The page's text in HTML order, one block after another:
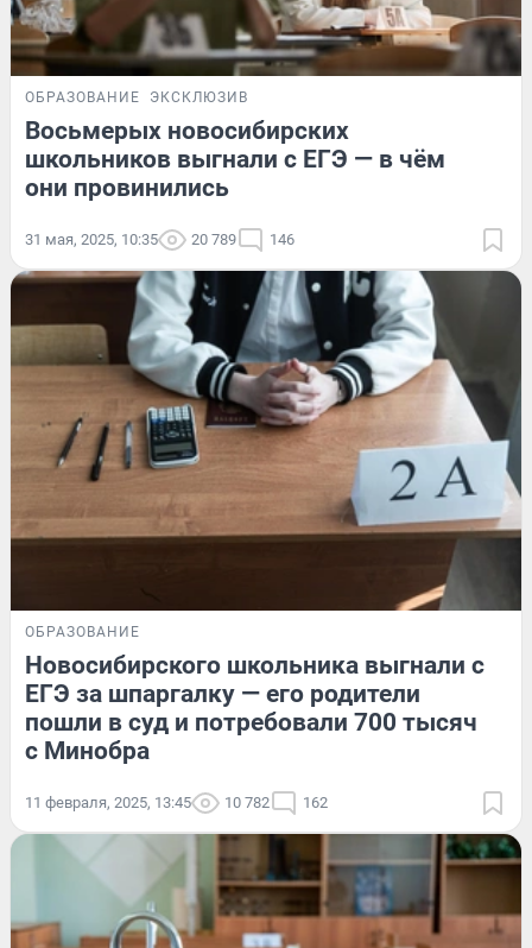
ОБРАЗОВАНИЕ ЭКСКЛЮЗИВ
Восьмерых новосибирских
школьников выгнали с ЕГЭ — в чём
они провинились
31 мая, 2025, 10:35 20 789 146
ОБРАЗОВАНИЕ
Новосибирского школьника выгнали с
ЕГЭ за шпаргалку — его родители
пошли в суд и потребовали 700 тысяч
с Минобра
11 февраля, 2025, 13:45 10 782 162